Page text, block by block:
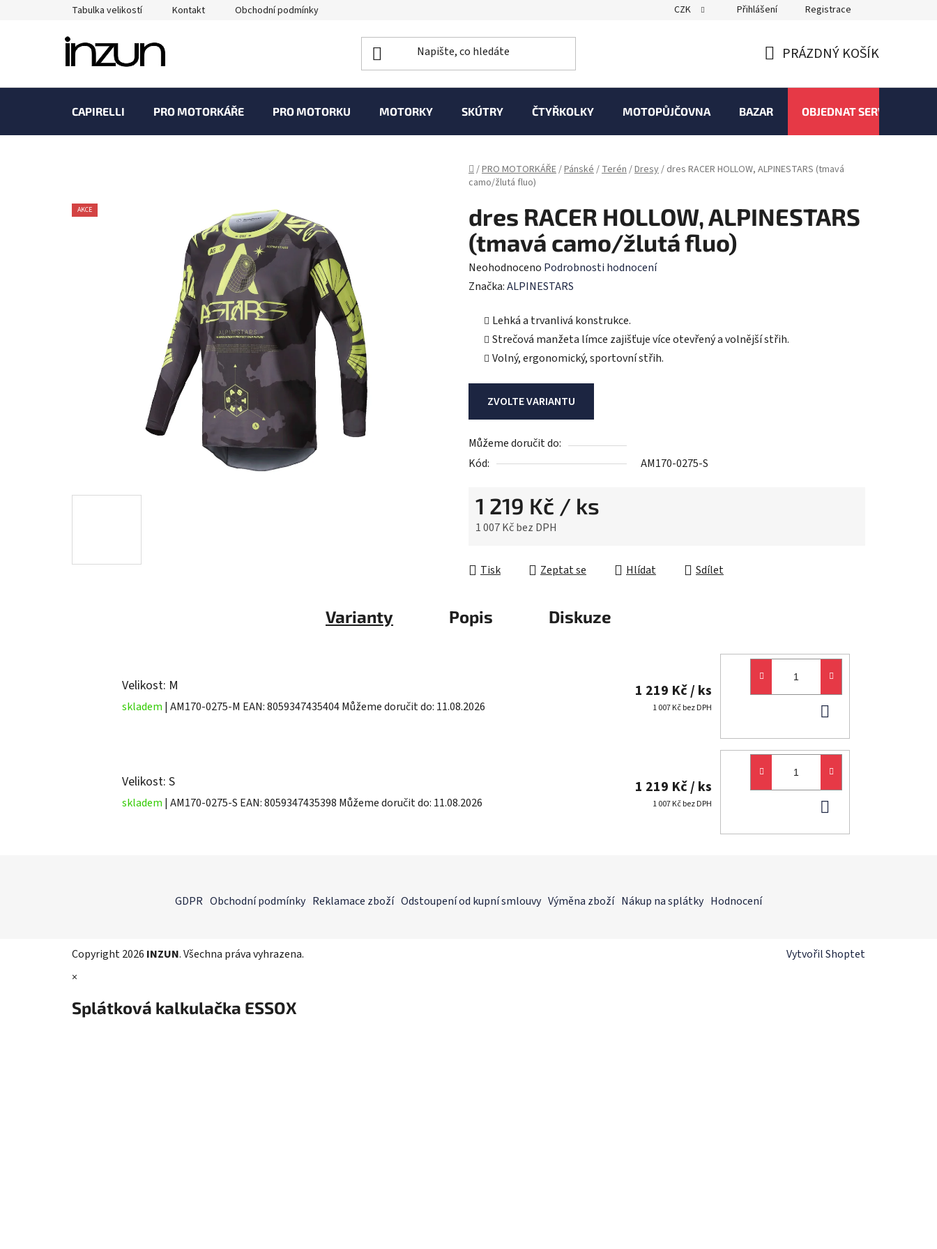
Tabulka velikostí Kontakt Obchodní podmínky CZK Přihlášení Registrace
KOŠÍK
PRÁZDNÝ KOŠÍK
CAPIRELLI PRO MOTORKÁŘE PRO MOTORKU MOTORKY SKÚTRY ČTYŘKOLKY MOTOPŮJČOVNA BAZAR OBJEDNAT SERVIS
Domů
/PRO MOTORKÁŘE/Pánské/Terén/Dresy/ dres RACER HOLLOW, ALPINESTARS (tmavá
camo/žlutá fluo)
dres RACER HOLLOW, ALPINESTARS
(tmavá camo/žlutá fluo)
Průměrné
hodnocení
5
hvězdiček.
Neohodnoceno Podrobnosti hodnocení
Značka:ALPINESTARS
Lehká a trvanlivá konstrukce.
Strečová manžeta límce zajišťuje více otevřený a volnější střih.
Volný, ergonomický, sportovní střih.
ZVOLTE VARIANTU
Můžeme doručit do:
Kód:
AM170-0275-S
1 219 Kč / ks
1 007 Kč bez DPH
Tisk
Zeptat se Hlídat Sdílet
AKCE
Varianty Popis Diskuze
Velikost: M
skladem | AM170-0275-M EAN:8059347435404Můžeme doručit do: 11.08.2026
1 219 Kč/ ks
1 007 Kč bez DPH
KOŠÍKU
Velikost: S
skladem | AM170-0275-S EAN:8059347435398 Můžeme doručit do: 11.08.2026
1 219 Kč/ ks
1 007 Kč bez DPH
KOŠÍKU
GDPR Obchodní podmínky Reklamace zboží Odstoupení od kupní smlouvy Výměna zboží Nákup na splátky Hodnocení
Vytvořil Shoptet
Copyright 2026 INZUN. Všechna práva vyhrazena.
×
Splátková kalkulačka ESSOX